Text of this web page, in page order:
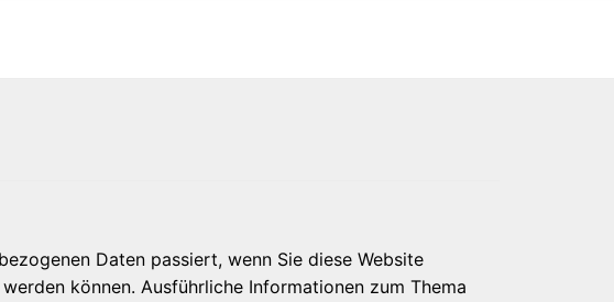
Daten passiert, wenn Sie diese Website
können. Ausführliche Informationen zum Thema